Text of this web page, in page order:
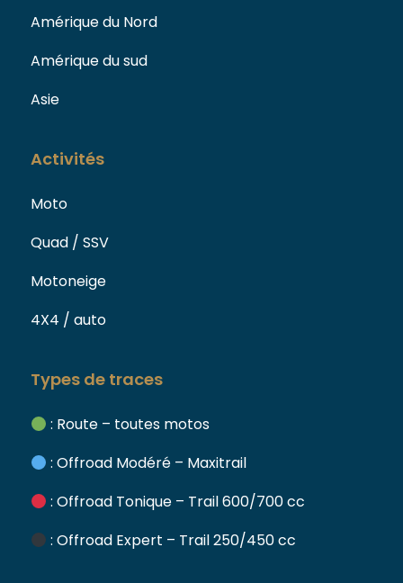
Amérique du Nord
Amérique du sud
Asie
Activités
Moto
Quad / SSV
Motoneige
4X4 / auto
Types de traces
: Route – toutes motos
: Offroad Modéré – Maxitrail
: Offroad Tonique – Trail 600/700 cc
: Offroad Expert – Trail 250/450 cc